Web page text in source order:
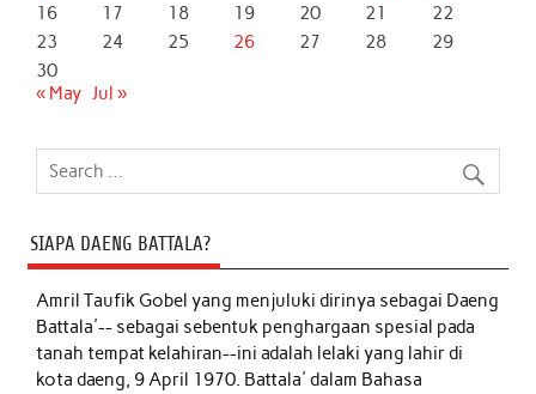
16
17 18 19 20 21
22
23
24 25 26 27 28
29
30
« May Jul »
SIAPA DAENG BATTALA?
Amril Taufik Gobelyang menjuluki dirinya sebagai Daeng
Battala'-- sebagai sebentuk penghargaan spesial pada
tanah tempat kelahiran--ini adalah lelaki yang lahir di
kota daeng, 9 April 1970. Battala' dalam Bahasa